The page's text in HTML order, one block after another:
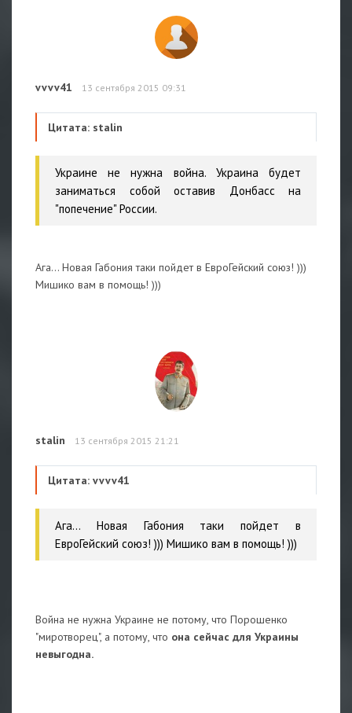
vvvv41 13 сентября 2015 09:31
Цитата: stalin
Украине не нужна война. Украина будет
заниматься собой оставив Донбасс на
"попечение" России.
Ага... Новая Габония таки пойдет в ЕвроГейский союз! )))
Мишико вам в помощь! )))
stalin 13 сентября 2015 21:21
Цитата: vvvv41
Ага... Новая Габония таки пойдет в
ЕвроГейский союз! ))) Мишико вам в помощь! )))
Война не нужна Украине не потому, что Порошенко
"миротворец", а потому, что она сейчас для Украины
невыгодна.